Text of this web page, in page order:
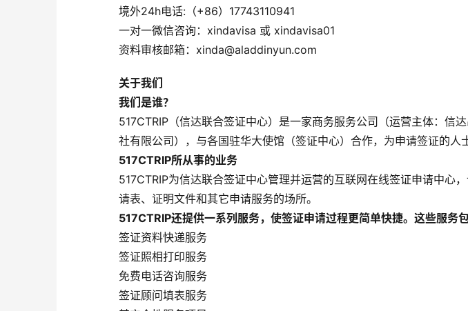
境外24h电话:（+86）17743110941
一对一微信咨询：xindavisa 或 xindavisa01
资料审核邮箱：xinda@aladdinyun.com
关于我们
我们是谁？
517CTRIP（信达联合签证中心）是一家商务服务公司（运营主体：信
社有限公司），与各国驻华大使馆（签证中心）合作，为申请签证的人
517CTRIP所从事的业务
517CTRIP为信达联合签证中心管理并运营的互联网在线签证申请中心
请表、证明文件和其它申请服务的场所。
517CTRIP还提供一系列服务，使签证申请过程更简单快捷。这些服务包
签证资料快递服务
签证照相打印服务
免费电话咨询服务
签证顾问填表服务